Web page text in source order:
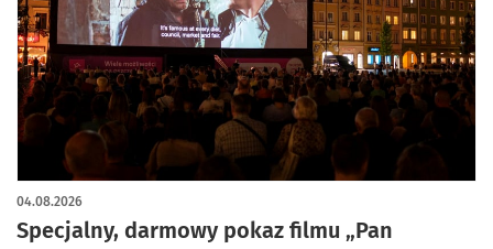
Specjalny, darmowy pokaz filmu „Pan
04.08.2026
artykuł z galerią zdjęć